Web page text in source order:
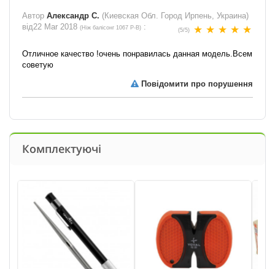
Автор Александр С. (Киевская Обл. Город Ирпень, Украина)
від22 Mar 2018 (Ніж балісонг 1067 P-B) : (5/5)
Отличное качество !очень понравилась данная модель.Всем
советую
Повідомити про порушення
Комплектуючі